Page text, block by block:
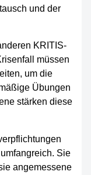
und der
KRITIS-
müssen
um die
Übungen
stärken diese
Sie
angemessene